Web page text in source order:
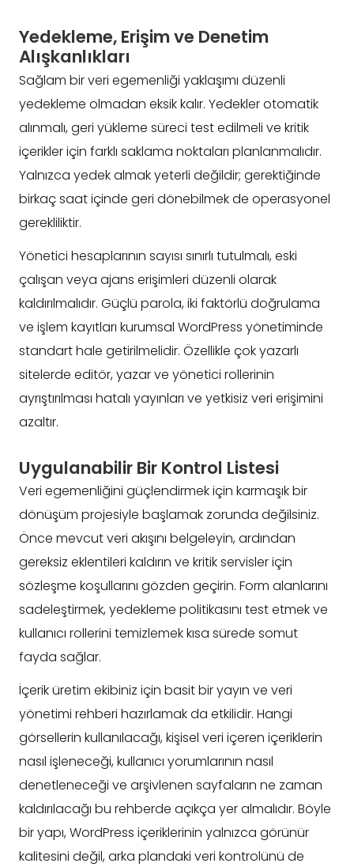
Yedekleme, Erişim ve Denetim
Alışkanlıkları
Sağlam bir veri egemenliği yaklaşımı düzenli
yedekleme olmadan eksik kalır. Yedekler otomatik
alınmalı, geri yükleme süreci test edilmeli ve kritik
içerikler için farklı saklama noktaları planlanmalıdır.
Yalnızca yedek almak yeterli değildir; gerektiğinde
birkaç saat içinde geri dönebilmek de operasyonel
gerekliliktir.
Yönetici hesaplarının sayısı sınırlı tutulmalı, eski
çalışan veya ajans erişimleri düzenli olarak
kaldırılmalıdır. Güçlü parola, iki faktörlü doğrulama
ve işlem kayıtları kurumsal WordPress yönetiminde
standart hale getirilmelidir. Özellikle çok yazarlı
sitelerde editör, yazar ve yönetici rollerinin
ayrıştırılması hatalı yayınları ve yetkisiz veri erişimini
azaltır.
Uygulanabilir Bir Kontrol Listesi
Veri egemenliğini güçlendirmek için karmaşık bir
dönüşüm projesiyle başlamak zorunda değilsiniz.
Önce mevcut veri akışını belgeleyin, ardından
gereksiz eklentileri kaldırın ve kritik servisler için
sözleşme koşullarını gözden geçirin. Form alanlarını
sadeleştirmek, yedekleme politikasını test etmek ve
kullanıcı rollerini temizlemek kısa sürede somut
fayda sağlar.
İçerik üretim ekibiniz için basit bir yayın ve veri
yönetimi rehberi hazırlamak da etkilidir. Hangi
görsellerin kullanılacağı, kişisel veri içeren içeriklerin
nasıl işleneceği, kullanıcı yorumlarının nasıl
denetleneceği ve arşivlenen sayfaların ne zaman
kaldırılacağı bu rehberde açıkça yer almalıdır. Böyle
bir yapı, WordPress içeriklerinin yalnızca görünür
kalitesini değil, arka plandaki veri kontrolünü de